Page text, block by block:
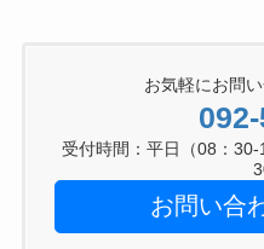
お気軽にお問
受付時間：平日（08：30-
お問い合